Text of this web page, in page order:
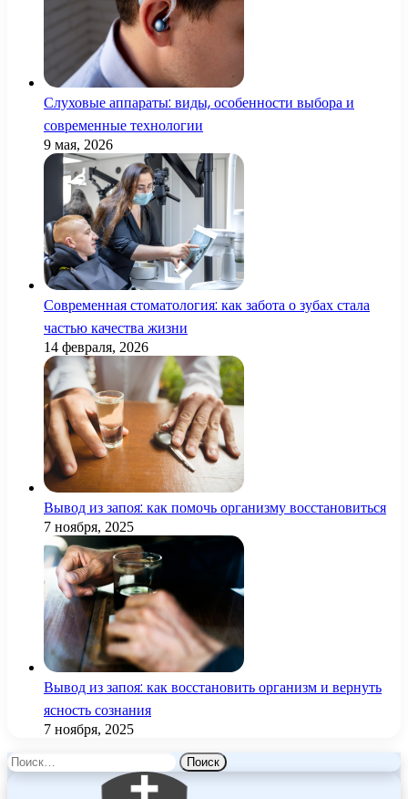
Слуховые аппараты: виды, особенности выбора и
современные технологии
9 мая, 2026
Современная стоматология: как забота о зубах стала
частью качества жизни
14 февраля, 2026
Вывод из запоя: как помочь организму восстановиться
7 ноября, 2025
Вывод из запоя: как восстановить организм и вернуть
ясность сознания
7 ноября, 2025
Найти: